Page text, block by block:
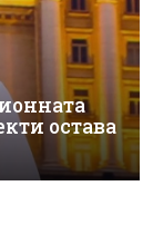
остава